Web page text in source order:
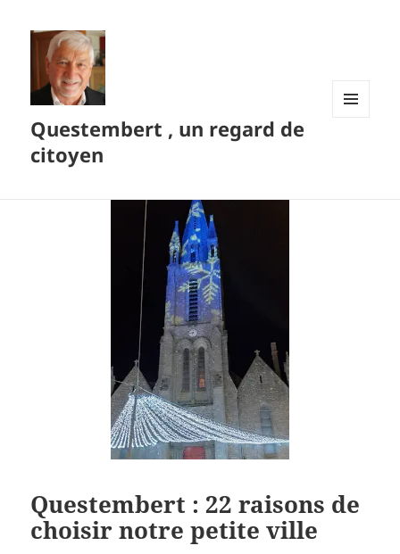
Questembert , un regard de
citoyen
Questembert : 22 raisons de
choisir notre petite ville